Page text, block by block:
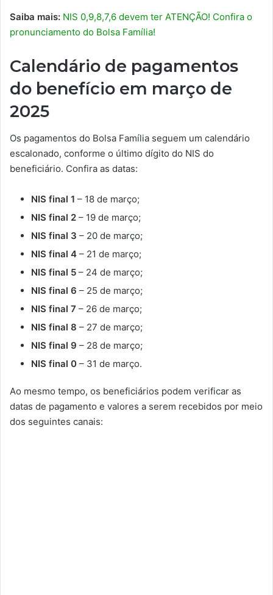
Saiba mais: NIS 0,9,8,7,6 devem ter ATENÇÃO! Confira o
pronunciamento do Bolsa Família!
Calendário de pagamentos
do benefício em março de
2025
Os pagamentos do Bolsa Família seguem um calendário
escalonado, conforme o último dígito do NIS do
beneficiário. Confira as datas:
NIS final 1 – 18 de março;
NIS final 2 – 19 de março;
NIS final 3 – 20 de março;
NIS final 4 – 21 de março;
NIS final 5 – 24 de março;
NIS final 6 – 25 de março;
NIS final 7 – 26 de março;
NIS final 8 – 27 de março;
NIS final 9 – 28 de março;
NIS final 0 – 31 de março.
Ao mesmo tempo, os beneficiários podem verificar as
datas de pagamento e valores a serem recebidos por meio
dos seguintes canais: